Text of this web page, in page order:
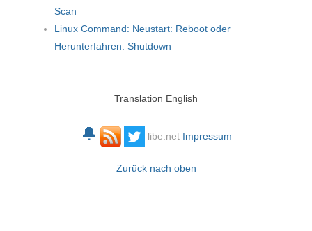
Scan
Linux Command: Neustart: Reboot oder
Herunterfahren: Shutdown
Translation English
🔔 libe.net Impressum
Zurück nach oben